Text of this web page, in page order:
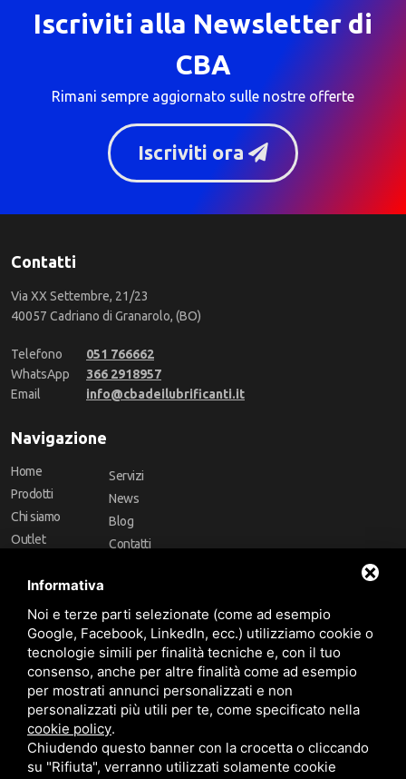
Iscriviti alla Newsletter di
CBA
Rimani sempre aggiornato sulle nostre offerte
Iscriviti ora
Contatti
Via XX Settembre, 21/23
40057 Cadriano di Granarolo, (BO)
Telefono
051 766662
WhatsApp
366 2918957
Email
info@cbadeilubrificanti.it
Navigazione
Home
Prodotti
Chi siamo
Outlet
Marchi
Servizi
News
Blog
Contatti
Follow Us
Area riservata
Informativa
Noi e terze parti selezionate (come ad esempio
Google, Facebook, LinkedIn, ecc.) utilizziamo cookie o
tecnologie simili per finalità tecniche e, con il tuo
consenso, anche per altre finalità come ad esempio
per mostrati annunci personalizzati e non
personalizzati più utili per te, come specificato nella
cookie policy.
Chiudendo questo banner con la crocetta o cliccando
su "Rifiuta", verranno utilizzati solamente cookie